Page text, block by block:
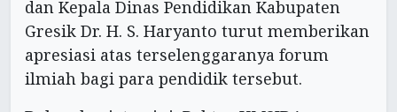
dan Kepala Dinas Pendidikan Kabupaten
Gresik Dr. H. S. Haryanto turut memberikan
apresiasi atas terselenggaranya forum
ilmiah bagi para pendidik tersebut.